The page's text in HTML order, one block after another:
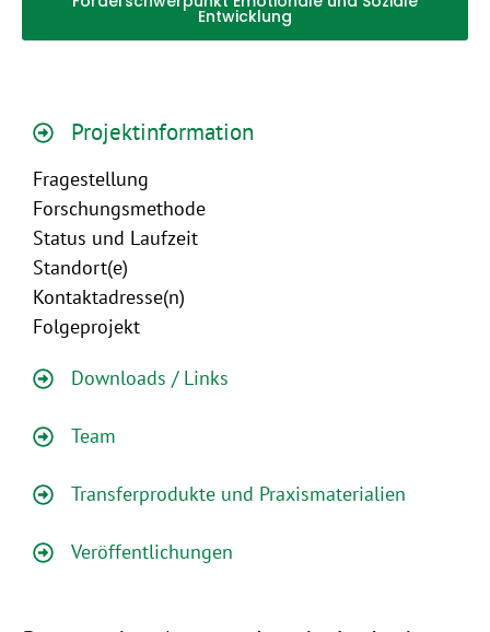
Entwicklung
Projektinformation
Fragestellung
Forschungsmethode
Status und Laufzeit
Standort(e)
Kontaktadresse(n)
Folgeprojekt
Downloads / Links
Team
Transferprodukte und Praxismaterialien
Veröffentlichungen